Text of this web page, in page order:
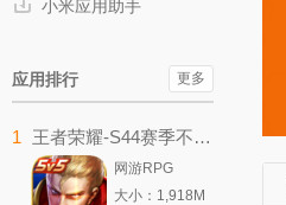
小米应用助手
更多
应用排行
1 王者荣耀-S44赛季不拘命格
网游RPG
大小：1,918M